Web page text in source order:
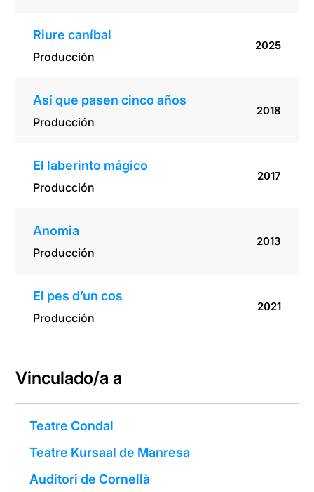
Riure caníbal
Producción
2025
Así que pasen cinco años
Producción
2018
El laberinto mágico
Producción
2017
Anomia
Producción
2013
El pes d’un cos
Producción
2021
Vinculado/a a
Teatre Condal
Teatre Kursaal de Manresa
Auditori de Cornellà